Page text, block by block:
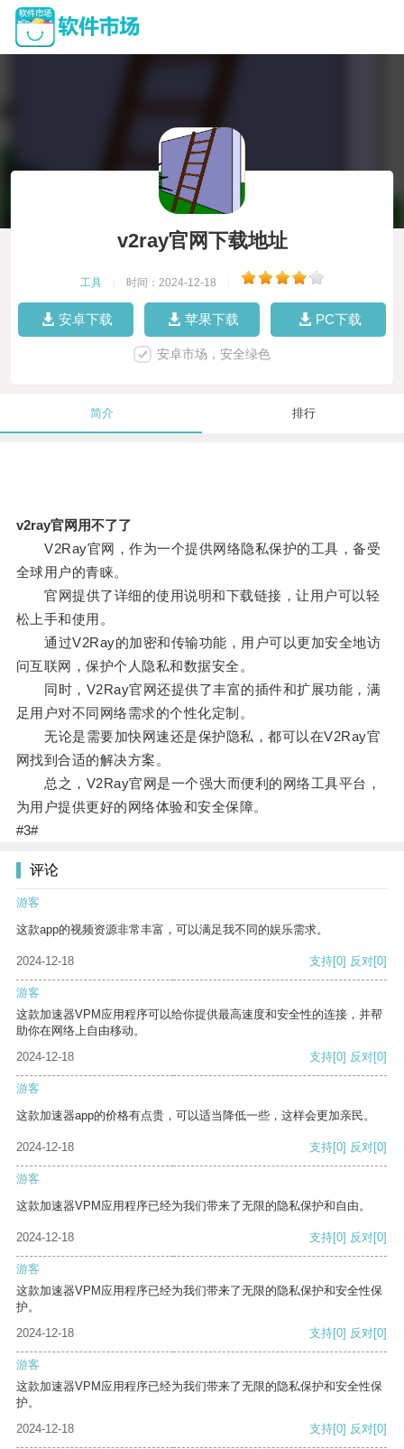
v2ray官网下载地址
工具 时间：2024-12-18
安卓下载 苹果下载 PC下载
安卓市场，安全绿色
简介 排行
v2ray官网用不了了
V2Ray官网，作为一个提供网络隐私保护的工具，备受
全球用户的青睐。
官网提供了详细的使用说明和下载链接，让用户可以轻
松上手和使用。
通过V2Ray的加密和传输功能，用户可以更加安全地访
问互联网，保护个人隐私和数据安全。
同时，V2Ray官网还提供了丰富的插件和扩展功能，满
足用户对不同网络需求的个性化定制。
无论是需要加快网速还是保护隐私，都可以在V2Ray官
网找到合适的解决方案。
总之，V2Ray官网是一个强大而便利的网络工具平台，
为用户提供更好的网络体验和安全保障。
#3#
评论
游客
这款app的视频资源非常丰富，可以满足我不同的娱乐需求。
2024-12-18 支持[0] 反对[0]
游客
这款加速器VPM应用程序可以给你提供最高速度和安全性的连接，并帮
助你在网络上自由移动。
2024-12-18
支持[0] 反对[0]
游客
这款加速器app的价格有点贵，可以适当降低一些，这样会更加亲民。
2024-12-18 支持[0] 反对[0]
游客
这款加速器VPM应用程序已经为我们带来了无限的隐私保护和自由。
2024-12-18 支持[0] 反对[0]
游客
这款加速器VPM应用程序已经为我们带来了无限的隐私保护和安全性保
护。
2024-12-18
支持[0] 反对[0]
游客
这款加速器VPM应用程序已经为我们带来了无限的隐私保护和安全性保
护。
2024-12-18
支持[0] 反对[0]